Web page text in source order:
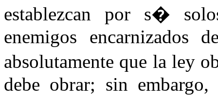
establezcan por s�
enemigos encarnizados
absolutamente que la ley
debe obrar; sin